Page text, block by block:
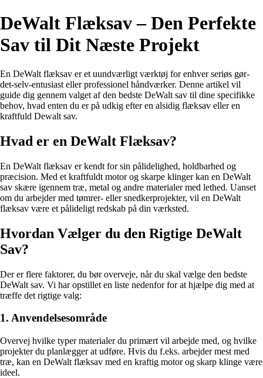
DeWalt Flæksav – Den Perfekte
Sav til Dit Næste Projekt
En DeWalt flæksav er et uundværligt værktøj for enhver seriøs gør-
det-selv-entusiast eller professionel håndværker. Denne artikel vil
guide dig gennem valget af den bedste DeWalt sav til dine specifikke
behov, hvad enten du er på udkig efter en alsidig flæksav eller en
kraftfuld Dewalt sav.
Hvad er en DeWalt Flæksav?
En DeWalt flæksav er kendt for sin pålidelighed, holdbarhed og
præcision. Med et kraftfuldt motor og skarpe klinger kan en DeWalt
sav skære igennem træ, metal og andre materialer med lethed. Uanset
om du arbejder med tømrer- eller snedkerprojekter, vil en DeWalt
flæksav være et pålideligt redskab på din værksted.
Hvordan Vælger du den Rigtige DeWalt
Sav?
Der er flere faktorer, du bør overveje, når du skal vælge den bedste
DeWalt sav. Vi har opstillet en liste nedenfor for at hjælpe dig med at
træffe det rigtige valg:
1. Anvendelsesområde
Overvej hvilke typer materialer du primært vil arbejde med, og hvilke
projekter du planlægger at udføre. Hvis du f.eks. arbejder mest med
træ, kan en DeWalt flæksav med en kraftig motor og skarp klinge være
ideel.